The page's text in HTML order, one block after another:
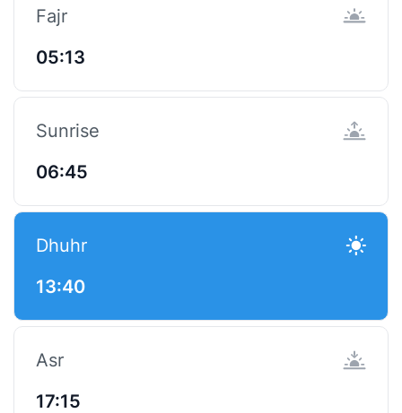
Fajr
05:13
Sunrise
06:45
Dhuhr
13:40
Asr
17:15